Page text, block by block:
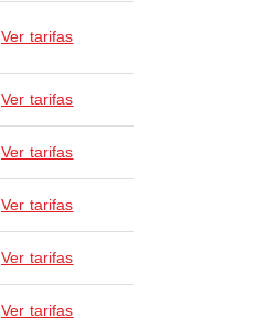
Ver tarifas
Ver tarifas
Ver tarifas
Ver tarifas
Ver tarifas
Ver tarifas